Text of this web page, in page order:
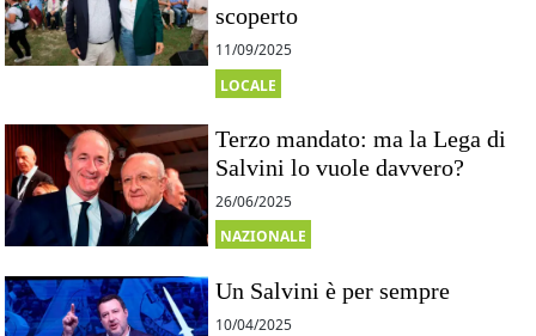
scoperto
11/09/2025
LOCALE
Terzo mandato: ma la Lega di
Salvini lo vuole davvero?
26/06/2025
NAZIONALE
Un Salvini è per sempre
10/04/2025